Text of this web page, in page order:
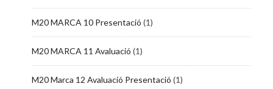
M20 MARCA 10 Presentació (1)
M20 MARCA 11 Avaluació (1)
M20 Marca 12 Avaluació Presentació (1)